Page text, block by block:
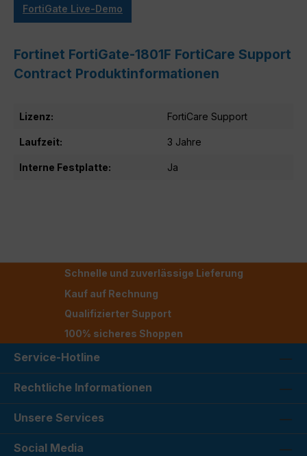
FortiGate Live-Demo
Fortinet FortiGate-1801F FortiCare Support
Contract Produktinformationen
Lizenz: FortiCare Support
Laufzeit: 3 Jahre
Interne Festplatte: Ja
Schnelle und zuverlässige Lieferung
Kauf auf Rechnung
Qualifizierter Support
100% sicheres Shoppen
Service-Hotline
Rechtliche Informationen
Unsere Services
Social Media